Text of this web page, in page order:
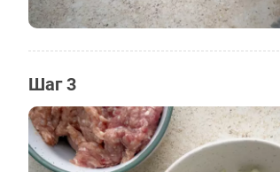
Шаг 3